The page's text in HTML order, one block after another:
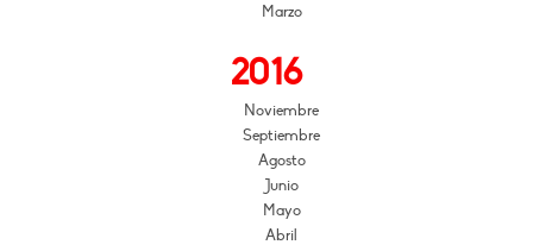
Marzo
2016
Noviembre
Septiembre
Agosto
Junio
Mayo
Abril